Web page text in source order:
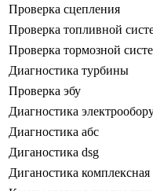
Проверка сцепления
Проверка топливной
Проверка тормозной
Диагностика турбины
Проверка эбу
Диагностика
Диагностика абс
Диганостика dsg
Диганостика комплексная